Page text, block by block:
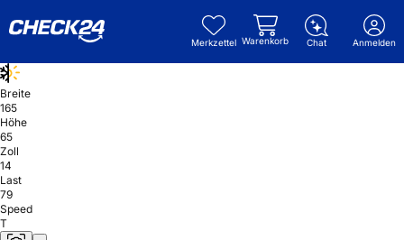
Merkzettel Warenkorb Chat Anmelden
Breite
165
Höhe
65
Zoll
14
Last
79
Speed
T